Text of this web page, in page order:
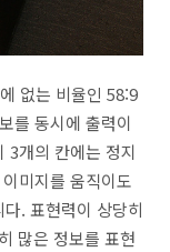
없는 비율인 58:9
를 동시에 출력이
3개의 칸에는 정지
미지를 움직이도
. 표현력이 상당히
많은 정보를 표현